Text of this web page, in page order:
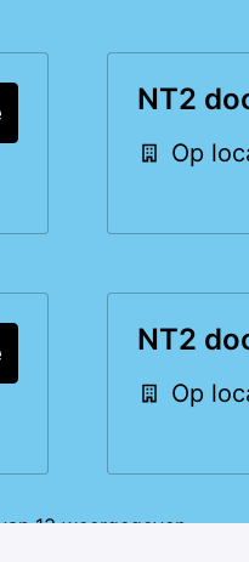
NT2
Op
NT2
Op
13 weergegeven